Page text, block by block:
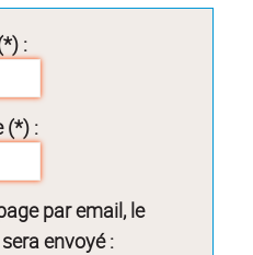
:
(*) :
par email, le
envoyé :